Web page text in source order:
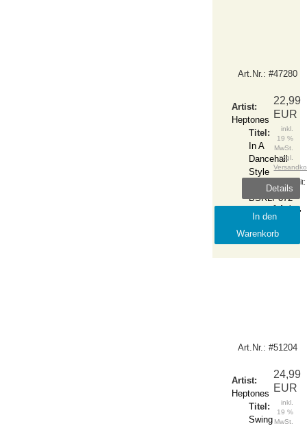
Art.Nr.: #47280
Artist:
Heptones
Titel:
In A
Dancehall
Style
Notes:
BSRLP872
Label:
Sounds
22,99
EUR
inkl.
19 %
MwSt.
zzgl.
Lieferzeit:
lieferbar,
Tage
Details
In den
Warenkorb
Art.Nr.: #51204
Artist:
Heptones
Titel:
Swing
24,99
EUR
inkl.
19 %
MwSt.